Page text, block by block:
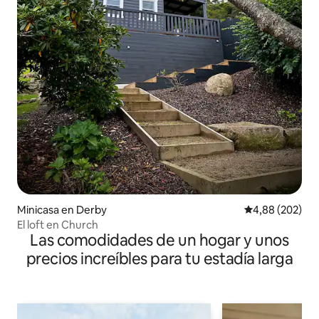
Minicasa en Derby Calificación
4,88 (202)
El loft en Church
Las comodidades de un hogar y unos
precios increíbles para tu estadía larga